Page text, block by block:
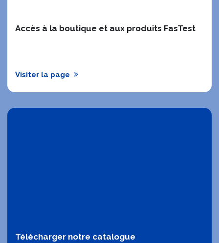
Accès à la boutique et aux produits FasTest
Visiter la page
Télécharger notre catalogue